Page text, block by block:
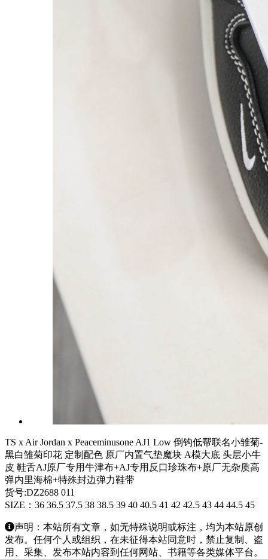
TS x Air Jordan x Peaceminusone AJ1 Low 倒钩低帮联名小雏菊-
黑白雏菊印花 定制配色 原厂内置气垫魔块 A模大底 头层小牛
皮 鞋舌AJ原厂专用牛津布+AJ专用反口珍珠布+原厂无杂质高
弹内里海棉+特殊封边弹力鞋带
货号:DZ2688 011
SIZE：36 36.5 37.5 38 38.5 39 40 40.5 41 42 42.5 43 44 44.5 45
声明：本站所有文章，如无特殊说明或标注，均为本站原创
发布。任何个人或组织，在未征得本站同意时，禁止复制、盗
用、采集、发布本站内容到任何网站、书籍等各类媒体平台。